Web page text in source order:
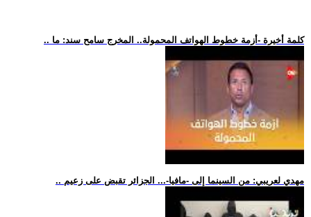
.. كلمة أخيرة -أزمة خطوط الهواتف المحمولة.. المخرج سامح سند: ما
.. مهدي لعريبي: من السينما إلى -مافيا-... الجزائر تقبض على زعيم